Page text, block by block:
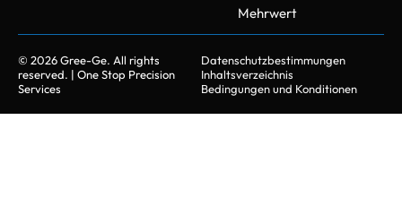
Mehrwert
© 2026 Gree-Ge. All rights
reserved. | One Stop Precision
Services
Datenschutzbestimmungen
Inhaltsverzeichnis
Bedingungen und Konditionen